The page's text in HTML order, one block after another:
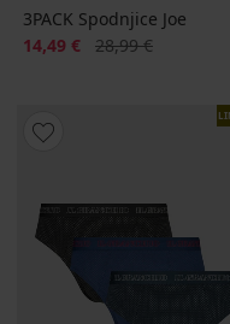
3PACK Spodnjice Joe
Popust
14,49 € Prvotna cena
28,99 €